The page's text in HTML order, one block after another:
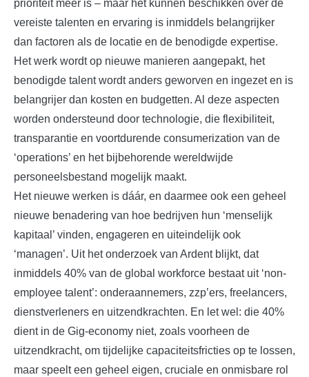
prioriteit meer is – maar het kunnen beschikken over de
vereiste talenten en ervaring is inmiddels belangrijker
dan factoren als de locatie en de benodigde expertise.
Het werk wordt op nieuwe manieren aangepakt, het
benodigde talent wordt anders geworven en ingezet en is
belangrijer dan kosten en budgetten. Al deze aspecten
worden ondersteund door technologie, die flexibiliteit,
transparantie en voortdurende consumerization van de
‘operations’ en het bijbehorende wereldwijde
personeelsbestand mogelijk maakt.
Het nieuwe werken is dáár, en daarmee ook een geheel
nieuwe benadering van hoe bedrijven hun ‘menselijk
kapitaal’ vinden, engageren en uiteindelijk ook
‘managen’. Uit het onderzoek van Ardent blijkt, dat
inmiddels 40% van de global workforce bestaat uit ‘non-
employee talent’: onderaannemers, zzp’ers, freelancers,
dienstverleners en uitzendkrachten. En let wel: die 40%
dient in de Gig-economy niet, zoals voorheen de
uitzendkracht, om tijdelijke capaciteitsfricties op te lossen,
maar speelt een geheel eigen, cruciale en onmisbare rol